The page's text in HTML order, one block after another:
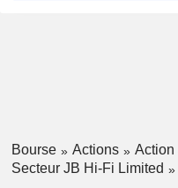
Bourse Actions
Action
Secteur JB Hi-Fi Limited